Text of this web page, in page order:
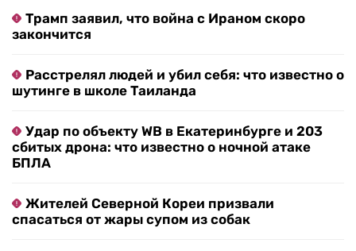
Трамп заявил, что война с Ираном скоро
закончится
Расстрелял людей и убил себя: что известно о
шутинге в школе Таиланда
Удар по объекту WB в Екатеринбурге и 203
сбитых дрона: что известно о ночной атаке
БПЛА
Жителей Северной Кореи призвали
спасаться от жары супом из собак